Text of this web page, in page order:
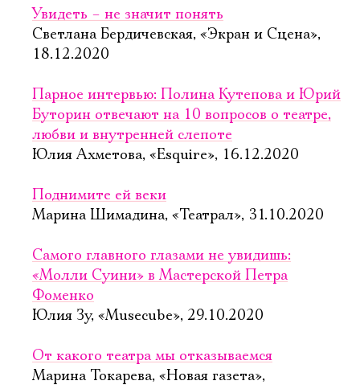
Увидеть – не значит понять
Светлана Бердичевская, «Экран и Сцена»,
18.12.2020
Парное интервью: Полина Кутепова и Юрий
Буторин отвечают на 10 вопросов о театре,
любви и внутренней слепоте
Юлия Ахметова, «Esquire», 16.12.2020
Поднимите ей веки
Марина Шимадина, «Театрал», 31.10.2020
Самого главного глазами не увидишь:
«Молли Суини» в Мастерской Петра
Фоменко
Юлия Зу, «Musecube», 29.10.2020
От какого театра мы отказываемся
Марина Токарева, «Новая газета»,